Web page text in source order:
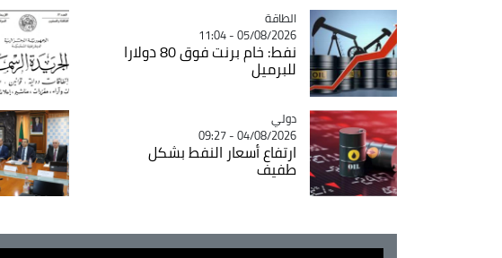
Catégorie
الطاقة
05/08/2026 - 11:04
نفط: خام برنت فوق 80 دولارا
للبرميل
Catégorie
دولي
04/08/2026 - 09:27
ارتفاع أسعار النفط بشكل
طفيف